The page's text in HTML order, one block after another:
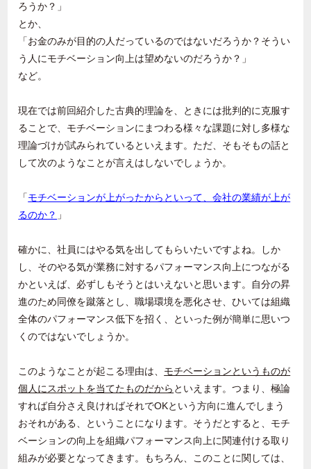
ろうか？」
とか、
「お金のみが目的の人だっているのではないだろうか？そうい
う人にモチベーション向上は望めないのだろうか？」
など。
現在では前回紹介した古典的理論を、ときには批判的に克服す
ることで、モチベーションにまつわる様々な課題に対し多様な
理論づけが試みられているといえます。ただ、そもそもの話と
して次のようなことが言えはしないでしょうか。
「モチベーションが上がったからといって、会社の業績が上が
るのか？ 」
確かに、社員にはやる気を出してもらいたいですよね。しか
し、そのやる気が業務に対するパフォーマンス向上につながる
かといえば、必ずしもそうとはいえないと思います。自分の昇
進のため同僚を蹴落とし、職場環境を悪化させ、ひいては組織
全体のパフォーマンス低下を招く、といった例が簡単に思いつ
くのではないでしょうか。
このようなことが起こる理由は、 モチベーションというものが
個人にスポットを当てたものだから といえます。つまり、極論
すれば自分さえ良ければそれでOKという方向に進んでしまう
おそれがある、ということになります。そうだとすると、モチ
ベーションの向上を組織パフォーマンス向上に関連付ける取り
組みが必要となってきます。もちろん、このことに関しては、